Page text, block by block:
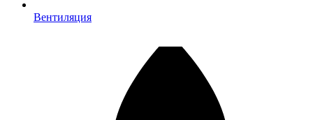
Вентиляция